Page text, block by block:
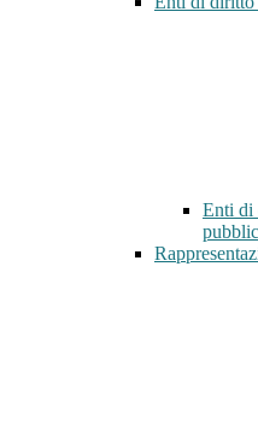
Enti di